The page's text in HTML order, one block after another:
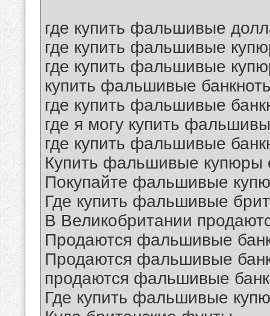
где купить фальшивые
где купить фальшивые
где купить фальшивые
купить фальшивые
где купить фальшивые
где я могу купить
где купить фальшивые
Купить фальшивые купюры
Покупайте фальшивые
Где купить фальшивые
В Великобритании
Продаются фальшивые
Продаются фальшивые
продаются фальшивые
Где купить фальшивые